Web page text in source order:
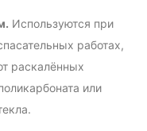
Используются при
работах,
раскалённых
или